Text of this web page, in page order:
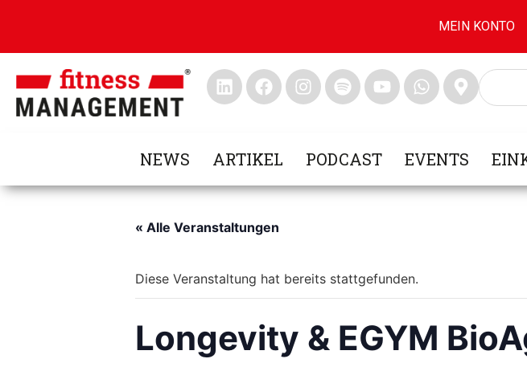
MEIN KONTO
NEWS ARTIKEL PODCAST EVENTS
« Alle Veranstaltungen
Diese Veranstaltung hat bereits stattgefunden.
Longevity & EGYM